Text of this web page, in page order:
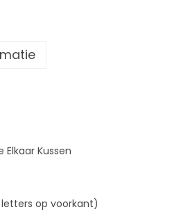
Elkaar Kussen
letters op voorkant)